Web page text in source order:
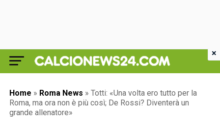
Home » Roma News » Totti: «Una volta ero tutto per la
Roma, ma ora non è più così; De Rossi? Diventerà un
grande allenatore»
×